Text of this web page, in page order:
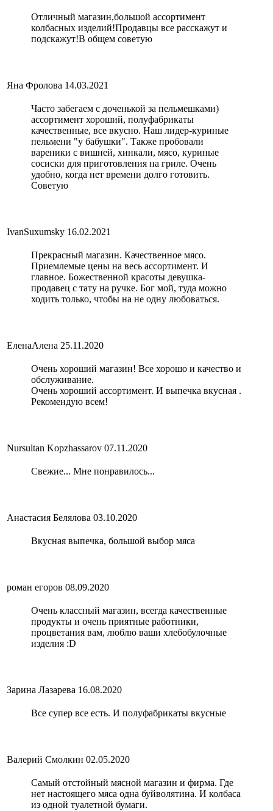
Отличный магазин,большой ассортимент
колбасных изделий!Продавцы все расскажут и
подскажут!В общем советую
Яна Фролова 14.03.2021
Часто забегаем с доченькой за пельмешками)
ассортимент хороший, полуфабрикаты
качественные, все вкусно. Наш лидер-куриные
пельмени "у бабушки". Также пробовали
вареники с вишней, хинкали, мясо, куриные
сосиски для приготовления на гриле. Очень
удобно, когда нет времени долго готовить.
Советую
IvanSuxumsky 16.02.2021
Прекрасный магазин. Качественное мясо.
Приемлемые цены на весь ассортимент. И
главное. Божественной красоты девушка-
продавец с тату на ручке. Бог мой, туда можно
ходить только, чтобы на не одну любоваться.
ЕленаАлена 25.11.2020
Очень хороший магазин! Все хорошо и качество и
обслуживание.
Очень хороший ассортимент. И выпечка вкусная .
Рекомендую всем!
Nursultan Kopzhassarov 07.11.2020
Свежие... Мне понравилось...
Анастасия Белялова 03.10.2020
Вкусная выпечка, большой выбор мяса
роман егоров 08.09.2020
Очень классный магазин, всегда качественные
продукты и очень приятные работники,
процветания вам, люблю ваши хлебобулочные
изделия :D
Зарина Лазарева 16.08.2020
Все супер все есть. И полуфабрикаты вкусные
Валерий Смолкин 02.05.2020
Самый отстойный мясной магазин и фирма. Где
нет настоящего мяса одна буйволятина. И колбаса
из одной туалетной бумаги.